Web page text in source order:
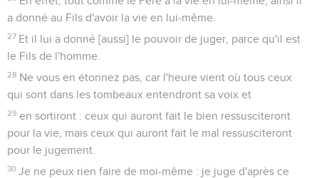
a donné au Fils d'avoir la vie en lui-même.
27 Et il lui a donné [aussi] le pouvoir de juger, parce qu'il est
le Fils de l'homme.
28 Ne vous en étonnez pas, car l'heure vient où tous ceux
qui sont dans les tombeaux entendront sa voix et
29 en sortiront : ceux qui auront fait le bien ressusciteront
pour la vie, mais ceux qui auront fait le mal ressusciteront
pour le jugement.
30 Je ne peux rien faire de moi-même : je juge d'après ce